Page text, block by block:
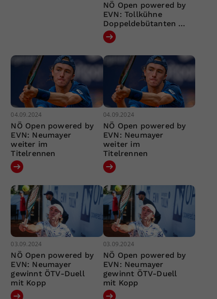
NÖ Open powered by
EVN: Tollkühne
Doppeldebütanten …
04.09.2024
NÖ Open powered by
EVN: Neumayer
weiter im
Titelrennen
04.09.2024
NÖ Open powered by
EVN: Neumayer
weiter im
Titelrennen
03.09.2024
NÖ Open powered by
EVN: Neumayer
gewinnt ÖTV-Duell
mit Kopp
03.09.2024
NÖ Open powered by
EVN: Neumayer
gewinnt ÖTV-Duell
mit Kopp